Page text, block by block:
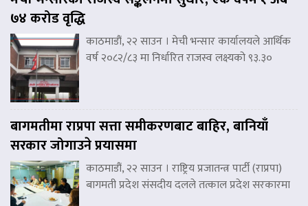
७४ करोड वृद्धि
काठमाडौं, २२ साउन । मेची भन्सार कार्यालयले आर्थिक
वर्ष २०८२/८३ मा निर्धारित राजस्व लक्ष्यको ९३.३०
बागमतीमा राप्रपा सत्ता समीकरणबाट बाहिर, बानियाँ
सरकार जोगाउने प्रयासमा
काठमाडौं, २२ साउन । राष्ट्रिय प्रजातन्त्र पार्टी (राप्रपा)
बागमती प्रदेश संसदीय दलले तत्काल प्रदेश सरकारमा